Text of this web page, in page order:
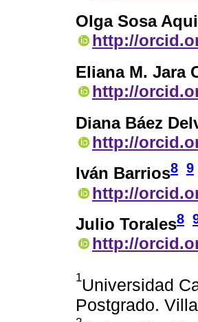
Olga Sosa
http://
Eliana M. Jara
http://
Diana Báez
http://
Iván Barrios8 9
http://
Julio Torales8
http://
1Universidad
Postgrado.